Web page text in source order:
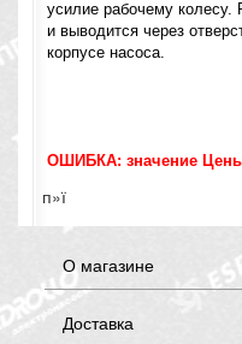
усилие рабочему колесу.
и выводится через
корпусе насоса.
ОШИБКА: значение
п»ї
О магазине
Доставка